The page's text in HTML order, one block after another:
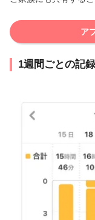
ア
1週間ごとの記